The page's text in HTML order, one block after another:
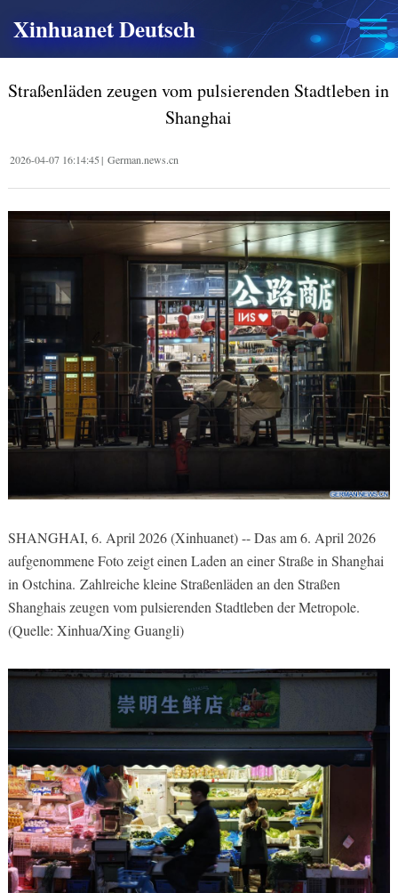
Xinhuanet Deutsch
Straßenläden zeugen vom pulsierenden Stadtleben in
Shanghai
2026-04-07 16:14:45| German.news.cn
SHANGHAI, 6. April 2026 (Xinhuanet) --Das am 6. April 2026
aufgenommene Foto zeigt einen Laden an einer Straße in Shanghai
in Ostchina. Zahlreiche kleine Straßenläden an den Straßen
Shanghais zeugen vom pulsierenden Stadtleben der Metropole.
(Quelle: Xinhua/Xing Guangli)